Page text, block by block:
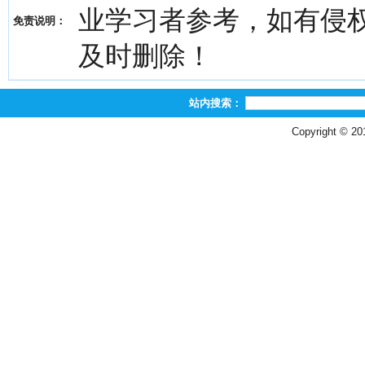
免责说明：
业学习者参考，如有侵
及时删除！
站内搜索：
Copyright ©